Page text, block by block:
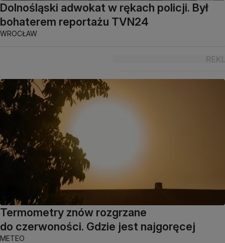
Dolnośląski adwokat w rękach policji. Był
bohaterem reportażu TVN24
WROCŁAW
Termometry znów rozgrzane
do czerwoności. Gdzie jest najgoręcej
METEO